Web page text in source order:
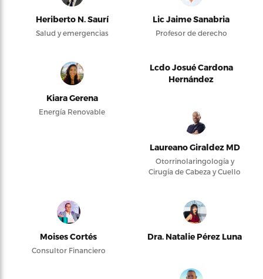
Heriberto N. Saurí
Salud y emergencias
Lic Jaime Sanabria
Profesor de derecho
Kiara Gerena
Energía Renovable
Lcdo Josué Cardona
Hernández
Laureano Giraldez MD
Otorrinolaringología y
Cirugía de Cabeza y Cuello
Moises Cortés
Consultor Financiero
Dra. Natalie Pérez Luna